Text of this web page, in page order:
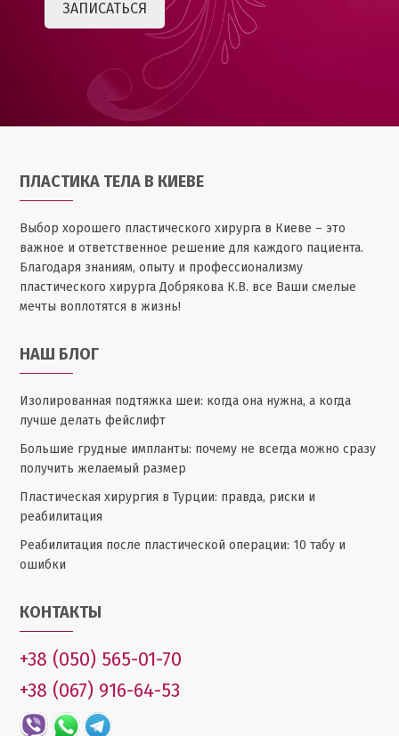
ПЛАСТИКА ТЕЛА В КИЕВЕ
Выбор хорошего пластического хирурга в Киеве – это
важное и ответственное решение для каждого пациента.
Благодаря знаниям, опыту и профессионализму
пластического хирурга Добрякова К.В. все Ваши смелые
мечты воплотятся в жизнь!
НАШ БЛОГ
Изолированная подтяжка шеи: когда она нужна, а когда
лучше делать фейслифт
Большие грудные импланты: почему не всегда можно сразу
получить желаемый размер
Пластическая хирургия в Турции: правда, риски и
реабилитация
Реабилитация после пластической операции: 10 табу и
ошибки
КОНТАКТЫ
+38 (050) 565-01-70
+38 (067) 916-64-53